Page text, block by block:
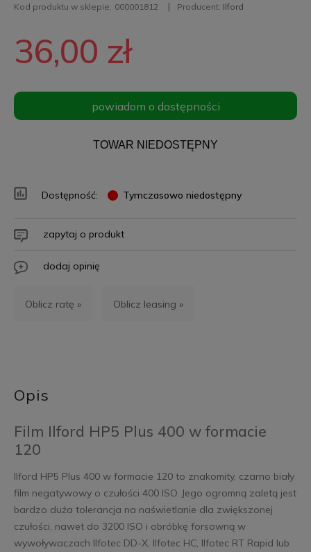
Kod produktu w sklepie: 000001812 Producent: Ilford
36,00 zł
powiadom o dostępności
TOWAR NIEDOSTĘPNY
Dostępność: Tymczasowo niedostępny
zapytaj o produkt
dodaj opinię
Oblicz ratę » Oblicz leasing »
Opis
Film Ilford HP5 Plus 400 w formacie
120
Ilford HP5 Plus 400 w formacie 120 to znakomity, czarno biały
film negatywowy o czułości 400 ISO. Jego ogromną zaletą jest
bardzo duża tolerancja na naświetlanie dla zwiększonej
czułości, nawet do 3200 ISO i obróbkę forsowną w
wywoływaczach Ilfotec DD-X, Ilfotec HC, Ilfotec RT Rapid lub